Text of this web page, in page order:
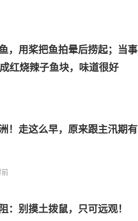
，用桨把鱼拍晕后捞起；当事
红烧辣子鱼块，味道很好
！走这么早，原来跟主汛期有
：别摸土拨鼠，只可远观！